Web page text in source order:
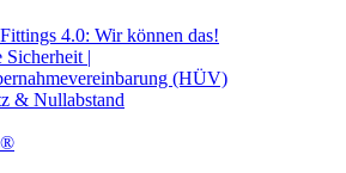
4.0: Wir können das!
Sicherheit |
(HÜV)
& Nullabstand